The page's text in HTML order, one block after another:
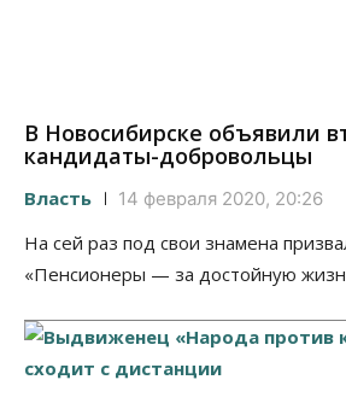
В Новосибирске объявили
кандидаты-добровольцы
Власть 14 февраля 2020, 20:26
На сей раз под свои знамена
«Пенсионеры — за достойную